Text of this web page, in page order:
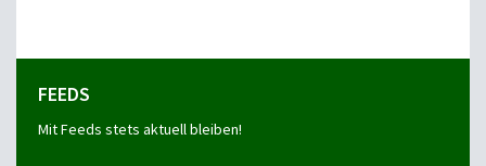
FEEDS
Mit Feeds stets aktuell bleiben!